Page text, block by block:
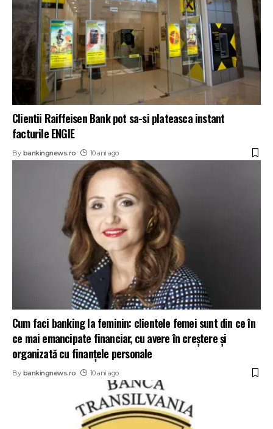
Clientii Raiffeisen Bank pot sa-si plateasca instant
facturile ENGIE
By bankingnews.ro 10 ani ago
Cum faci banking la feminin: clientele femei sunt din ce în
ce mai emancipate financiar, cu avere în creștere și
organizată cu finanțele personale
By bankingnews.ro 10 ani ago